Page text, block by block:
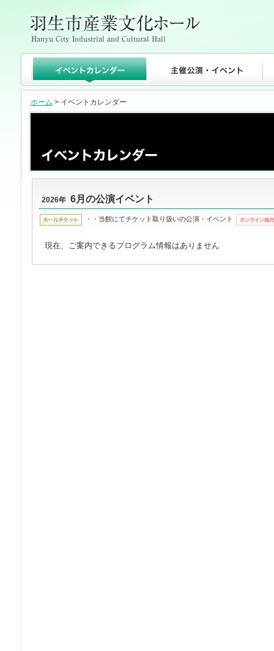
ホーム > イベントカレンダー
2026年 6月の公演イベント
・・当館にてチケット取り扱いの公演・イベント
現在、ご案内できるプログラム情報はありません